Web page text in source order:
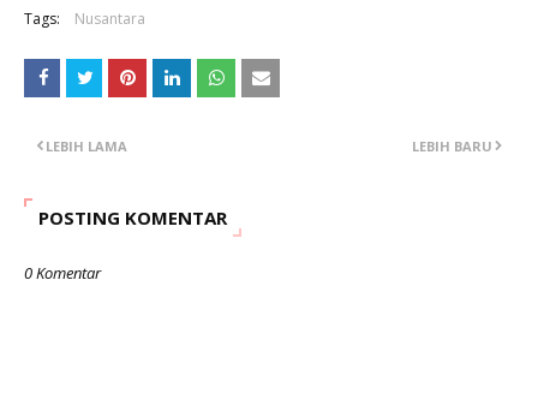
Tags: Nusantara
LEBIH BARU
LEBIH LAMA
POSTING KOMENTAR
0 Komentar